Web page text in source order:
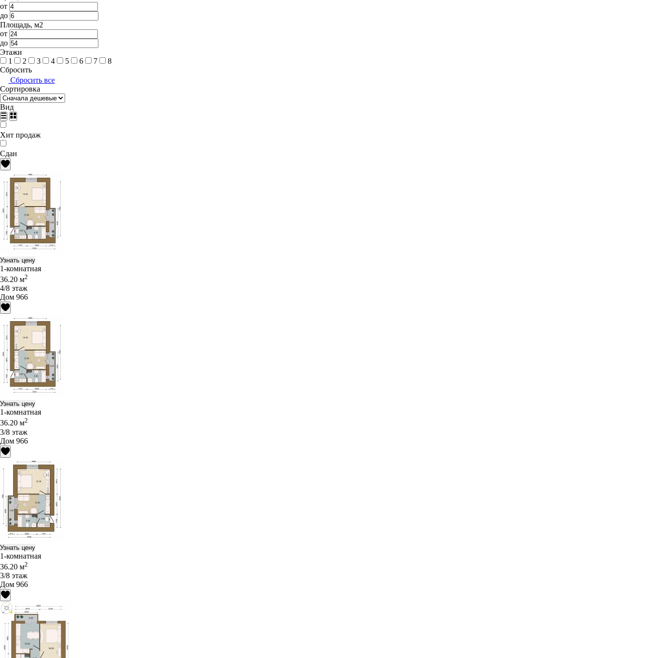
от
до
Площадь, м2
от
до
Этажи
1
2 3 4 5 6 7
8
Сбросить
Сбросить все
Сортировка
Вид
Хит продаж
Сдан
Узнать цену
1-комнатная
36.20 м2
4/8 этаж
Дом 966
Узнать цену
1-комнатная
36.20 м2
3/8 этаж
Дом 966
Узнать цену
1-комнатная
36.20 м2
3/8 этаж
Дом 966